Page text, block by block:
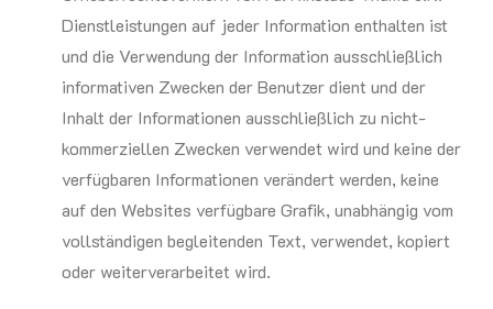
Dienstleistungen auf jeder Information enthalten ist
und die Verwendung der Information ausschließlich
informativen Zwecken der Benutzer dient und der
Inhalt der Informationen ausschließlich zu nicht-
kommerziellen Zwecken verwendet wird und keine der
verfügbaren Informationen verändert werden, keine
auf den Websites verfügbare Grafik, unabhängig vom
vollständigen begleitenden Text, verwendet, kopiert
oder weiterverarbeitet wird.